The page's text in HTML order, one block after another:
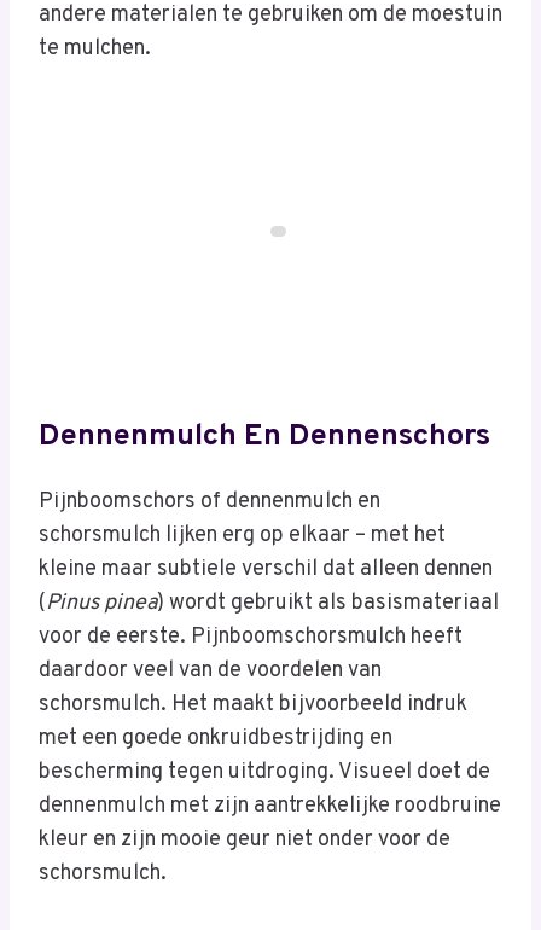
andere materialen te gebruiken om de moestuin
te mulchen.
Dennenmulch En Dennenschors
Pijnboomschors of dennenmulch en
schorsmulch lijken erg op elkaar – met het
kleine maar subtiele verschil dat alleen dennen
(Pinus pinea) wordt gebruikt als basismateriaal
voor de eerste. Pijnboomschorsmulch heeft
daardoor veel van de voordelen van
schorsmulch. Het maakt bijvoorbeeld indruk
met een goede onkruidbestrijding en
bescherming tegen uitdroging. Visueel doet de
dennenmulch met zijn aantrekkelijke roodbruine
kleur en zijn mooie geur niet onder voor de
schorsmulch.